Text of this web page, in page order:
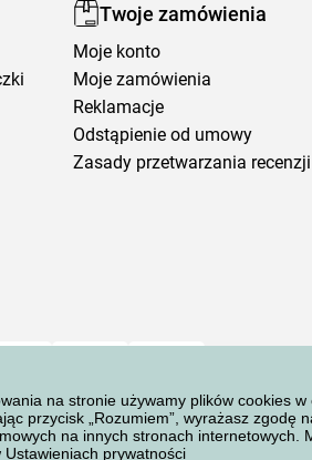
na stronie używamy plików cookies
przycisk „Rozumiem”, wyrażasz zgodę
na innych stronach internetowych.
Ustawieniach prywatności
Twoje zamówienia
Moje konto
Moje zamówienia
Reklamacje
Odstąpienie od umowy
Zasady przetwarzania recenzji